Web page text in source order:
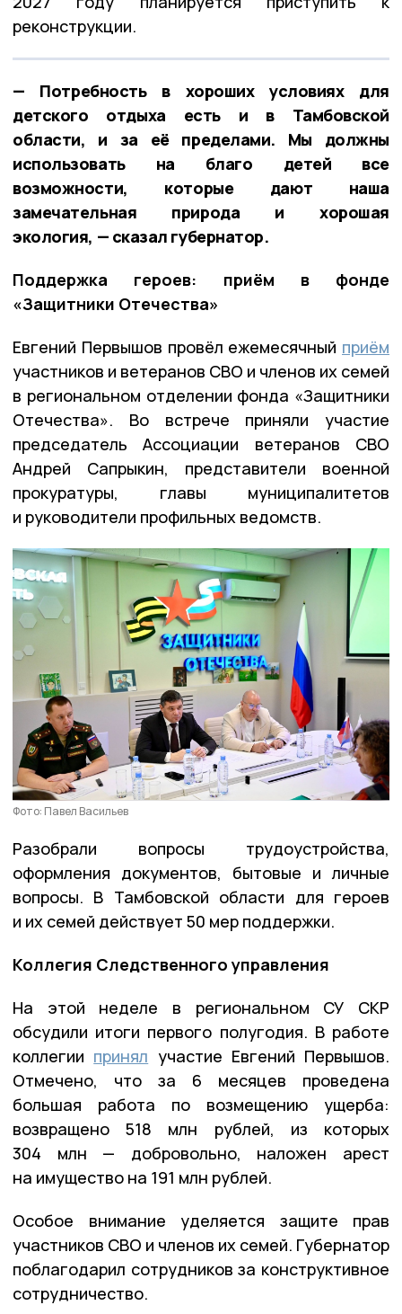
реконструкции.
— Потребность в хороших условиях для
детского отдыха есть и в Тамбовской
области, и за её пределами. Мы должны
использовать на благо детей все
возможности, которые дают наша
замечательная природа и хорошая
экология, — сказал губернатор.
Поддержка героев: приём в фонде
«Защитники Отечества»
Евгений Первышов провёл ежемесячный приём
участников и ветеранов СВО и членов их семей
в региональном отделении фонда «Защитники
Отечества». Во встрече приняли участие
председатель Ассоциации ветеранов СВО
Андрей Сапрыкин, представители военной
прокуратуры, главы муниципалитетов
и руководители профильных ведомств.
Фото: Павел Васильев
Разобрали вопросы трудоустройства,
оформления документов, бытовые и личные
вопросы. В Тамбовской области для героев
и их семей действует 50 мер поддержки.
Коллегия Следственного управления
На этой неделе в региональном СУ СКР
обсудили итоги первого полугодия. В работе
коллегии принял участие Евгений Первышов.
Отмечено, что за 6 месяцев проведена
большая работа по возмещению ущерба:
возвращено 518 млн рублей, из которых
304 млн — добровольно, наложен арест
на имущество на 191 млн рублей.
Особое внимание уделяется защите прав
участников СВО и членов их семей. Губернатор
поблагодарил сотрудников за конструктивное
сотрудничество.